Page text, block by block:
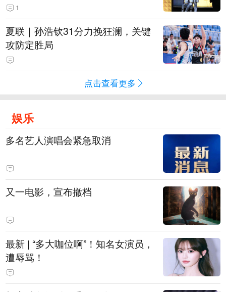
1
夏联｜孙浩钦31分力挽狂澜，关键
攻防定胜局
点击查看更多
娱乐
多名艺人演唱会紧急取消
又一电影，宣布撤档
最新 | “多大咖位啊”！知名女演员，
遭辱骂！